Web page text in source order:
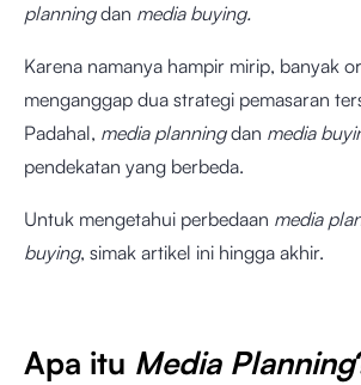
planningdan media buying.
Karena namanya hampir mirip, banyak
menganggap dua strategi pemasaran
Padahal, media planningdan media
pendekatan yang berbeda.
Untuk mengetahui perbedaan media
buying, simak artikel ini hingga akhir.
Apa itu Media Planning